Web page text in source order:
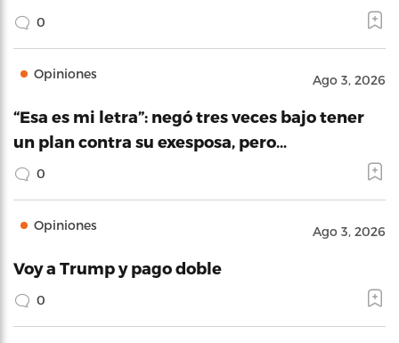
0
Opiniones Ago 3, 2026
“Esa es mi letra”: negó tres veces bajo tener
un plan contra su exesposa, pero…
0
Opiniones Ago 3, 2026
Voy a Trump y pago doble
0